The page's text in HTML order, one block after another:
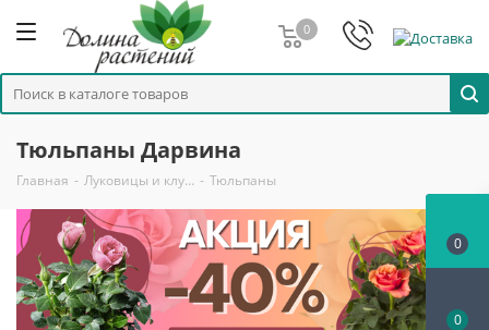
0
Тюльпаны Дарвина
Главная - Луковицы и клу… - Тюльпаны
0
0